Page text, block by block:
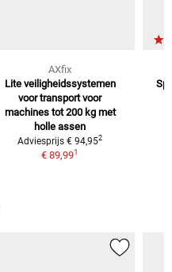
AXfix
Lite veiligheidssystemen
voor transport voor
machines tot 200 kg met
holle assen
Adviesprijs € 94,952
€ 89,991